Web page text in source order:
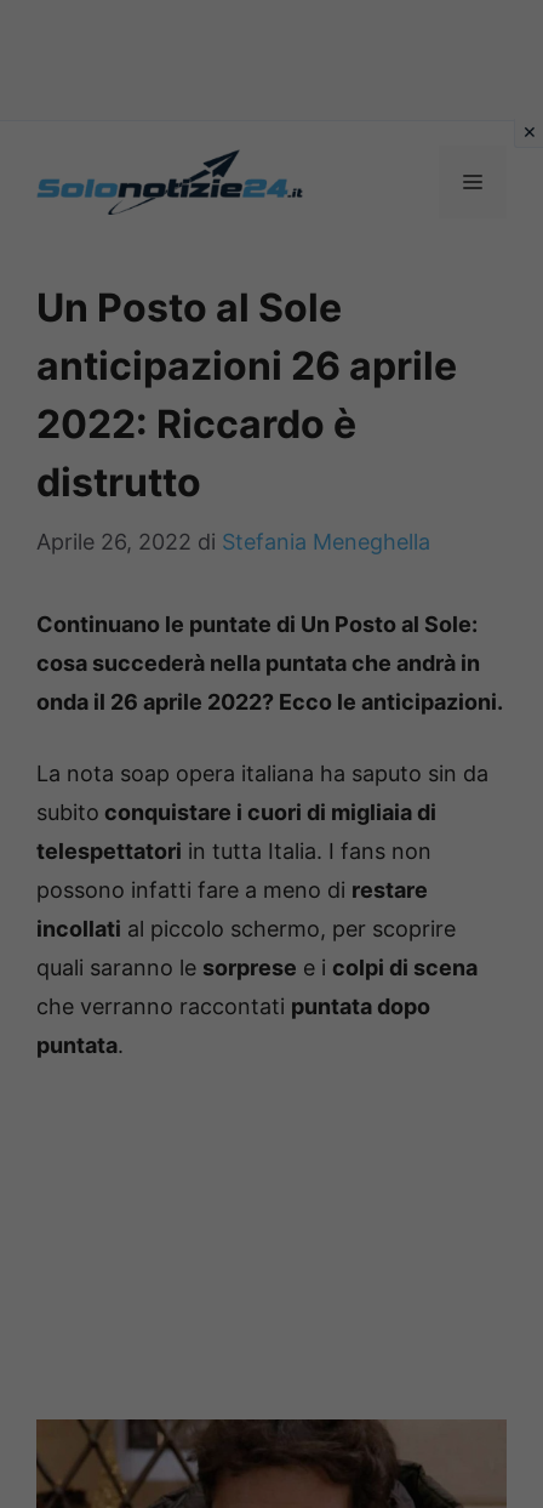
MENU
Un Posto al Sole
anticipazioni 26 aprile
2022: Riccardo è
distrutto
Aprile 26, 2022 di Stefania Meneghella
Continuano le puntate di Un Posto al Sole:
cosa succederà nella puntata che andrà in
onda il 26 aprile 2022? Ecco le anticipazioni.
La nota soap opera italiana ha saputo sin da
subito conquistare i cuori di migliaia di
telespettatori in tutta Italia. I fans non
possono infatti fare a meno di restare
incollati al piccolo schermo, per scoprire
quali saranno le sorprese e i colpi di scena
che verranno raccontati puntata dopo
puntata.